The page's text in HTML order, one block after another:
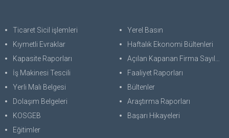
Ticaret Sicil işlemleri
Kıymetli Evraklar
Kapasite Raporları
İş Makinesi Tescili
Yerli Malı Belgesi
Dolaşım Belgeleri
KOSGEB
Eğitimler
Yerel Basın
Haftalık Ekonomi Bültenleri
Açılan Kapanan Firma Sayıları
Faaliyet Raporları
Bültenler
Araştırma Raporları
Başarı Hikayeleri